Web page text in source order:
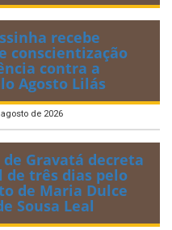
recebe
conscientização
contra a
Agosto Lilás
de 2026
Gravatá decreta
três dias pelo
de Maria Dulce
Sousa Leal